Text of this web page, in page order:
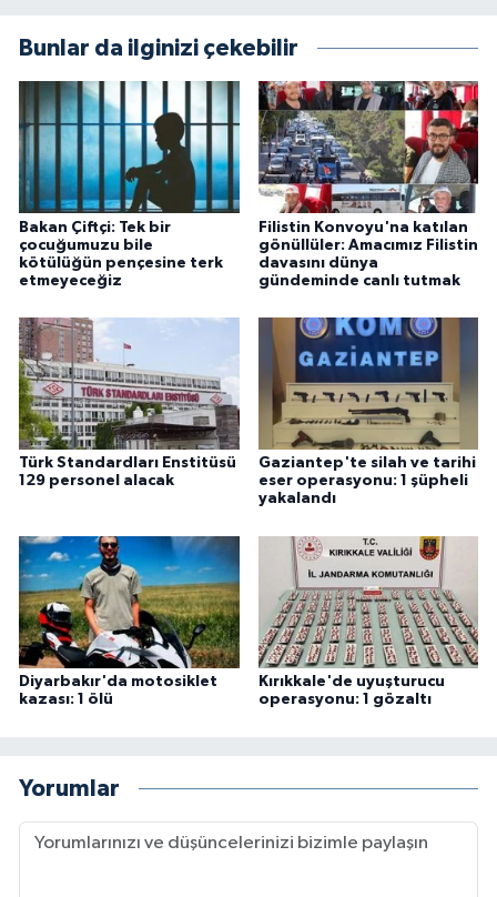
Bunlar da ilginizi çekebilir
Bakan Çiftçi: Tek bir
çocuğumuzu bile
kötülüğün pençesine terk
etmeyeceğiz
Filistin Konvoyu'na katılan
gönüllüler: Amacımız Filistin
davasını dünya
gündeminde canlı tutmak
Türk Standardları Enstitüsü
129 personel alacak
Gaziantep'te silah ve tarihi
eser operasyonu: 1 şüpheli
yakalandı
Diyarbakır'da motosiklet
kazası: 1 ölü
Kırıkkale'de uyuşturucu
operasyonu: 1 gözaltı
Yorumlar